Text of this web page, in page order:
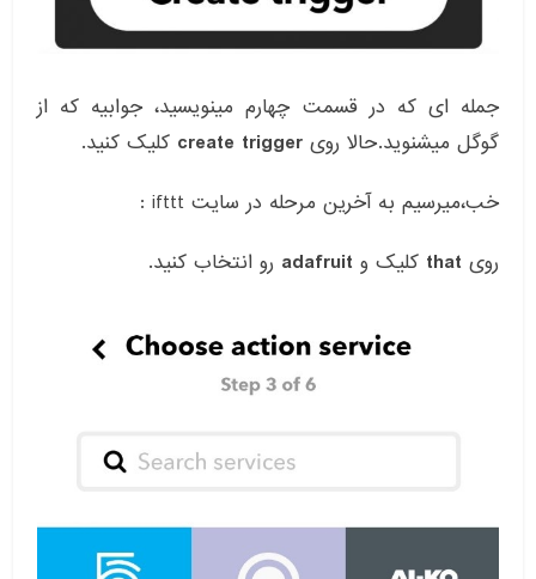
جمله ای که در قسمت چهارم مینویسید، جوابیه که از
گوگل میشنوید.حالا رویcreate trigger کلیک کنید.
خب،میرسیم به آخرین مرحله در سایت ifttt :
روی that کلیک و رو انتخاب کنید.